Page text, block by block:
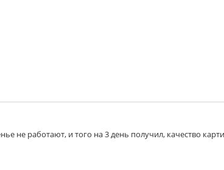
не работают, и того на 3 день получил, качество